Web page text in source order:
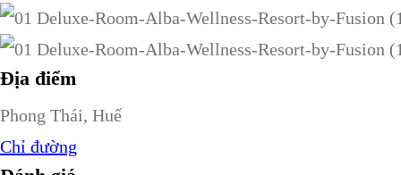
Địa điểm
Phong Thái, Huế
Chỉ đường